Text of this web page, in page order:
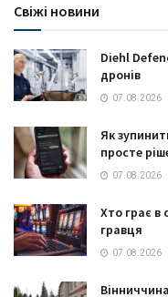
Свіжі новини
Diehl
дронів
07.08.2026
Як
просте
07.08.2026
Хто грає в
гравця
07.08.2026